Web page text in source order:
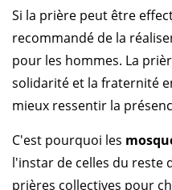
Si la prière peut être
recommandé de la
pour les hommes. La
solidarité et la fraternité
mieux ressentir la
C'est pourquoi les
l'instar de celles du reste
prières collectives pour